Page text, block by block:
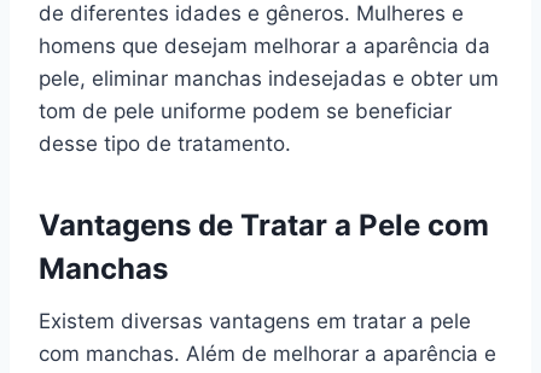
de diferentes idades e gêneros. Mulheres e
homens que desejam melhorar a aparência da
pele, eliminar manchas indesejadas e obter um
tom de pele uniforme podem se beneficiar
desse tipo de tratamento.
Vantagens de Tratar a Pele com
Manchas
Existem diversas vantagens em tratar a pele
com manchas. Além de melhorar a aparência e